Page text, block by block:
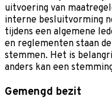
uitvoering van
interne besluitvorming
tijdens een algemene
en reglementen staan
stemmen. Het is
anders kan een
Gemengd bezit